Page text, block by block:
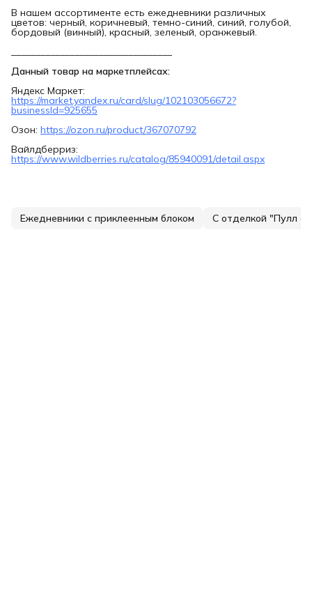
В нашем ассортименте есть ежедневники различных
цветов: черный, коричневый, темно-синий, синий, голубой,
бордовый (винный), красный, зеленый, оранжевый.
Данный товар на маркетплейсах:
Яндекс Маркет:
https://market.yandex.ru/card/slug/102103056672?
businessId=925655
Озон: https://ozon.ru/product/367070792
Вайлдберриз:
https://www.wildberries.ru/catalog/85940091/detail.aspx
Ежедневники с приклеенным блоком С отделкой "Пулл